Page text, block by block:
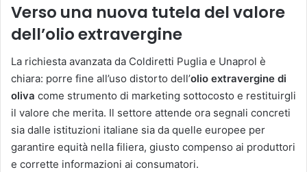
Verso una nuova tutela del valore
dell’olio extravergine
La richiesta avanzata da Coldiretti Puglia e Unaprol è
chiara: porre fine all’uso distorto dell’olio extravergine di
oliva come strumento di marketing sottocosto e restituirgli
il valore che merita. Il settore attende ora segnali concreti
sia dalle istituzioni italiane sia da quelle europee per
garantire equità nella filiera, giusto compenso ai produttori
e corrette informazioni ai consumatori.